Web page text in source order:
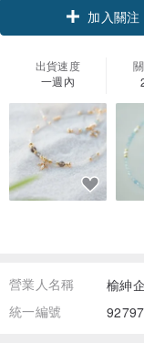
加入關注
出貨速度
一週內
營業人名稱
榆紳
統一編號